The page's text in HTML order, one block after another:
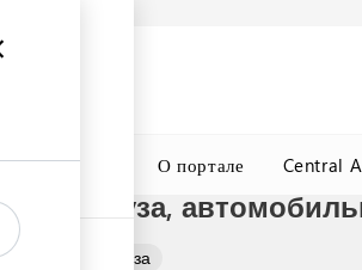
ГТСБТ О портале Central
груза,
груза